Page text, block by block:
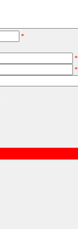
*
*
*